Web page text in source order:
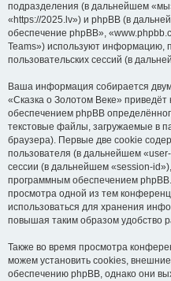
подразделения (в дальнейшем
«https://2025.lv») и phpBB (в
обеспечение phpBB»,
Teams») используют информацию,
пользовательских сессий (в
Ваша информация собирается
«Сказка о Золотом Веке»
обеспечением phpBB
текстовые файлы, загружаемые в
браузера). Первые две cookie
пользователя (в дальнейшем
сессии (в дальнейшем «session-
программным обеспечением
просмотра одной из тем
использоваться для хранения
повышая таким образом удобство
Также во время просмотра
можем установить cookies,
обеспечению phpBB, однако они